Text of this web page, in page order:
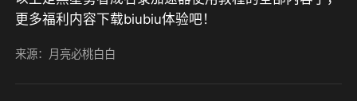
更多福利内容下载biubiu体验吧！
来源：月亮必桃白白